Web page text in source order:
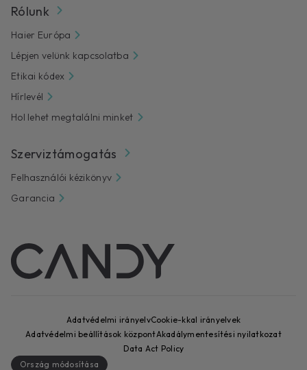
Rólunk
Haier Európa
Lépjen velünk kapcsolatba
Etikai kódex
Hírlevél
Hol lehet megtalálni minket
Szerviztámogatás
Felhasználói kézikönyv
Garancia
Adatvédelmi irányelvCookie-kkal irányelvek
Adatvédelmi beállítások központAkadálymentesítési nyilatkozat
Data Act Policy
Ország módosítása